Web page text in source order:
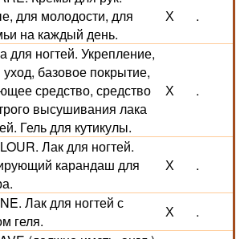
для молодости, для
на каждый день.
Х .
для ногтей. Укрепление,
базовое покрытие,
средство, средство
высушивания лака
Гель для кутикулы.
Х .
Лак для ногтей.
карандаш для
Х .
Лак для ногтей с
геля.
Х .